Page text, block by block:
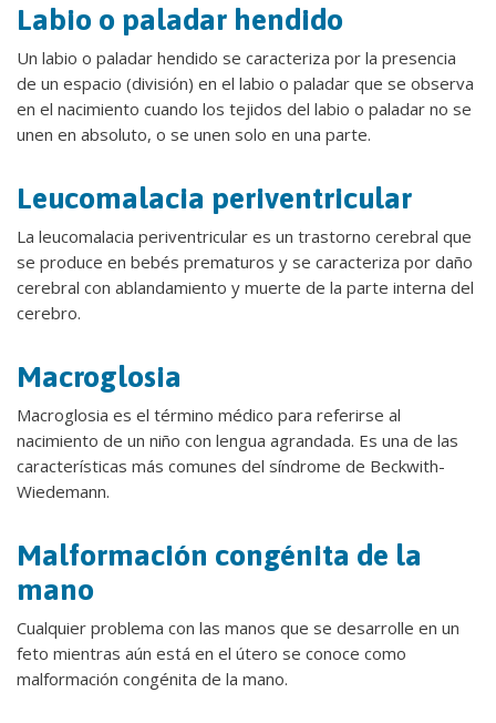
Labio o paladar hendido
Un labio o paladar hendido se caracteriza por la presencia
de un espacio (división) en el labio o paladar que se observa
en el nacimiento cuando los tejidos del labio o paladar no se
unen en absoluto, o se unen solo en una parte.
Leucomalacia periventricular
La leucomalacia periventricular es un trastorno cerebral que
se produce en bebés prematuros y se caracteriza por daño
cerebral con ablandamiento y muerte de la parte interna del
cerebro.
Macroglosia
Macroglosia es el término médico para referirse al
nacimiento de un niño con lengua agrandada. Es una de las
características más comunes del síndrome de Beckwith-
Wiedemann.
Malformación congénita de la
mano
Cualquier problema con las manos que se desarrolle en un
feto mientras aún está en el útero se conoce como
malformación congénita de la mano.